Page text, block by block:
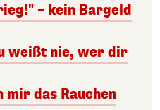
– kein Bargeld
weißt nie, wer dir
das Rauchen